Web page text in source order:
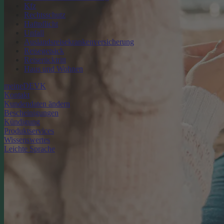
Kfz
Rechtsschutz
Haftpflicht
Unfall
Auslandsreisekrankenversicherung
Reisegepäck
Reiserücktritt
Haus und Wohnen
meineDEVK
Kontakt
Kundendaten ändern
Bescheinigungen
Kündigung
Produktservices
Wissenswertes
Leichte Sprache